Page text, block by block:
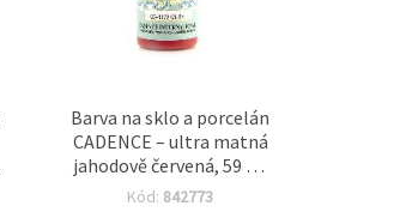
Barva na sklo a porcelán
CADENCE – ultra matná
jahodově červená, 59 ml
(CG-1372) | Kreativní
Kód: 842773